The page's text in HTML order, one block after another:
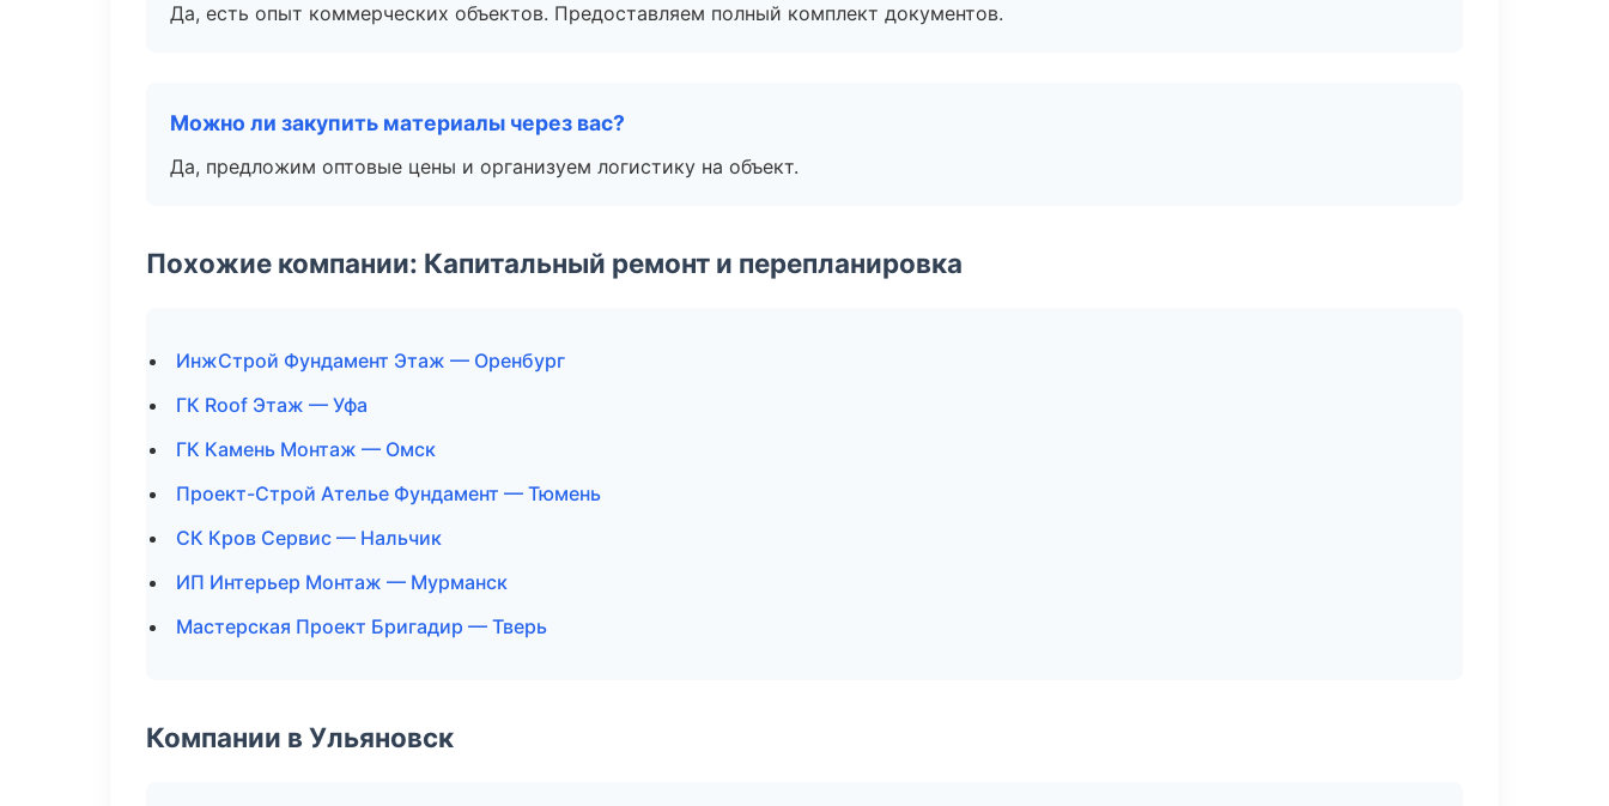
Да, есть опыт коммерческих объектов. Предоставляем полный комплект документов.
Можно ли закупить материалы через вас?
Да, предложим оптовые цены и организуем логистику на объект.
Похожие компании: Капитальный ремонт и перепланировка
ИнжСтрой Фундамент Этаж — Оренбург
ГК Roof Этаж — Уфа
ГК Камень Монтаж — Омск
Проект-Строй Ателье Фундамент — Тюмень
СК Кров Сервис — Нальчик
ИП Интерьер Монтаж — Мурманск
Мастерская Проект Бригадир — Тверь
Компании в Ульяновск